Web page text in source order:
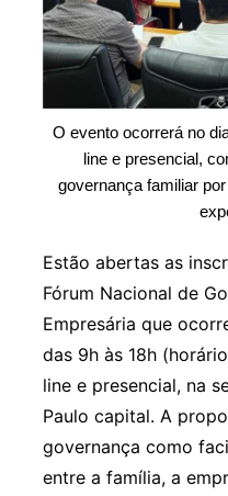
O evento ocorrerá no
line e presencial,
governança familiar
Estão abertas as
Fórum Nacional de
Empresária que
das 9h às 18h
line e presencial, na
Paulo capital. A
governança como
entre a família, a